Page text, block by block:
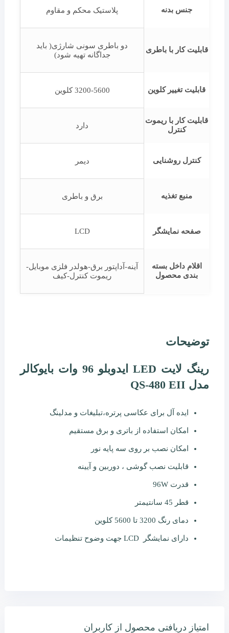
توضیحات
رینگ لایت LED ایدوبلو 96 وات بایوکالر
مدل QS-480 EII
ایده آل برای عکاسی پرتره،تبلیغات و مدلینگ
امکان استفاده از باتری و برق مستقیم
امکان نصب بر روی سه پایه نور
قابلیت نصب گوشی ، دوربین و آیینه
قدرت 96W
قطر 45 سانتیمتر
دمای رنگ 3200 تا 5600 کلوین
دارای نمایشگر LCD جهت وضوح تنظیمات
جنس بدنه پلاستیک محکم و مقاوم
قابلیت کار با باطری
دو باطری سونی شارژی( باید
جداگانه تهیه شود)
قابلیت تغییر کلوین 3200-5600 کلوین
قابلیت کار با ریموت
کنترل
دارد
کنترل روشنایی دیمر
منبع تغذیه برق و باطری
صفحه نمایشگر LCD
اقلام داخل بسته
بندی محصول
آینه-آداپتور برق-هولدر فلزی موبایل-
ریموت کنترل-کیف
امتیاز دریافتی محصول از کاربران